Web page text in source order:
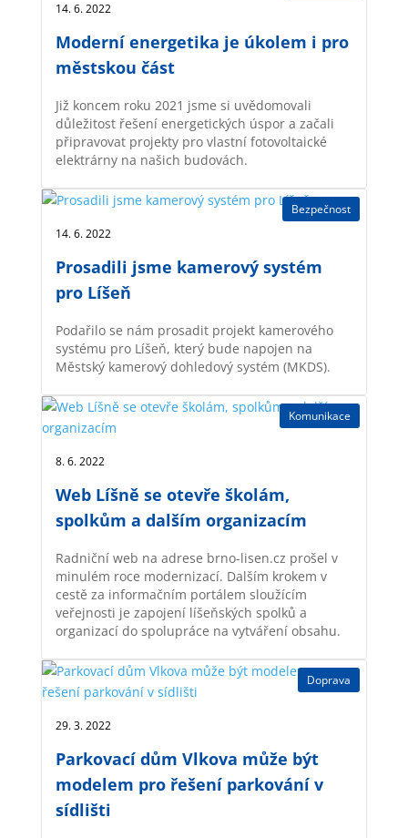
Moderní energetika je úkolem i pro
městskou část
14. 6. 2022 |
Již koncem roku 2021 jsme si uvědomovali
důležitost řešení energetických úspor a začali
připravovat projekty pro vlastní fotovoltaické
elektrárny na našich budovách.
Prosadili jsme kamerový systém
pro Líšeň
14. 6. 2022 |
Bezpečnost
Podařilo se nám prosadit projekt kamerového
systému pro Líšeň, který bude napojen na
Městský kamerový dohledový systém (MKDS).
Web Líšně se otevře školám,
spolkům a dalším organizacím
8. 6. 2022 |
Komunikace
Radniční web na adrese brno-lisen.cz prošel v
minulém roce modernizací. Dalším krokem v
cestě za informačním portálem sloužícím
veřejnosti je zapojení líšeňských spolků a
organizací do spolupráce na vytváření obsahu.
Parkovací dům Vlkova může být
modelem pro řešení parkování v
sídlišti
29. 3. 2022 |
Doprava